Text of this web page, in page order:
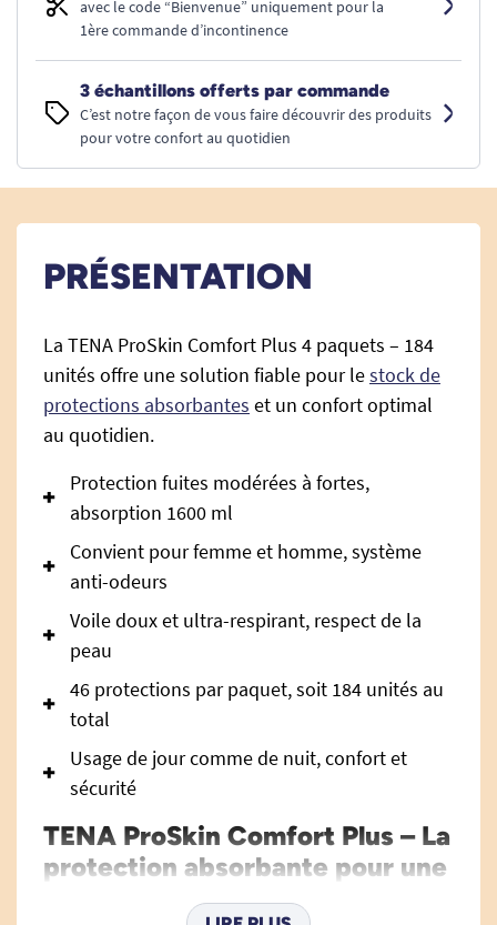
avec le code “Bienvenue” uniquement pour la
1ère commande d’incontinence
3 échantillons offerts par commande
C’est notre façon de vous faire découvrir des produits
pour votre confort au quotidien
PRÉSENTATION
La TENA ProSkin Comfort Plus 4 paquets – 184
unités offre une solution fiable pour lestock de
protections absorbantes et un confort optimal
au quotidien.
Protection fuites modérées à fortes,
absorption 1600 ml
Convient pour femme et homme, système
anti-odeurs
Voile doux et ultra-respirant, respect de la
peau
46 protections par paquet, soit 184 unités au
total
Usage de jour comme de nuit, confort et
sécurité
TENA ProSkin Comfort Plus – La
protection absorbante pour une
tranquillité au quotidien